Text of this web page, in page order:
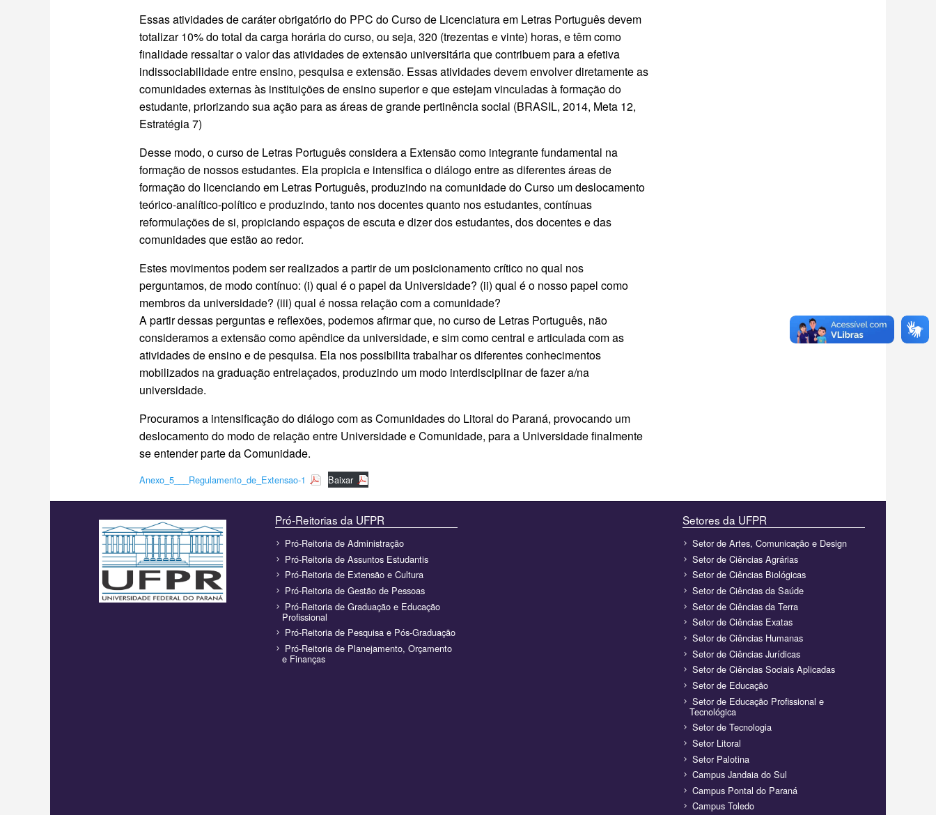
Essas atividades de caráter obrigatório do PPC do Curso de Licenciatura em Letras Português devem
totalizar 10% do total da carga horária do curso, ou seja, 320 (trezentas e vinte) horas, e têm como
finalidade ressaltar o valor das atividades de extensão universitária que contribuem para a efetiva
indissociabilidade entre ensino, pesquisa e extensão. Essas atividades devem envolver diretamente as
comunidades externas às instituições de ensino superior e que estejam vinculadas à formação do
estudante, priorizando sua ação para as áreas de grande pertinência social (BRASIL, 2014, Meta 12,
Estratégia 7)
Desse modo, o curso de Letras Português considera a Extensão como integrante fundamental na
formação de nossos estudantes. Ela propicia e intensifica o diálogo entre as diferentes áreas de
formação do licenciando em Letras Português, produzindo na comunidade do Curso um deslocamento
teórico-analítico-político e produzindo, tanto nos docentes quanto nos estudantes, contínuas
reformulações de si, propiciando espaços de escuta e dizer dos estudantes, dos docentes e das
comunidades que estão ao redor.
Estes movimentos podem ser realizados a partir de um posicionamento crítico no qual nos
perguntamos, de modo contínuo: (i) qual é o papel da Universidade? (ii) qual é o nosso papel como
membros da universidade? (iii) qual é nossa relação com a comunidade?
A partir dessas perguntas e reflexões, podemos afirmar que, no curso de Letras Português, não
consideramos a extensão como apêndice da universidade, e sim como central e articulada com as
atividades de ensino e de pesquisa. Ela nos possibilita trabalhar os diferentes conhecimentos
mobilizados na graduação entrelaçados, produzindo um modo interdisciplinar de fazer a/na
universidade.
Procuramos a intensificação do diálogo com as Comunidades do Litoral do Paraná, provocando um
deslocamento do modo de relação entre Universidade e Comunidade, para a Universidade finalmente
se entender parte da Comunidade.
Anexo_5___Regulamento_de_Extensao-1 Baixar
Pró-Reitorias da UFPR
Pró-Reitoria de Administração
Pró-Reitoria de Assuntos Estudantis
Pró-Reitoria de Extensão e Cultura
Pró-Reitoria de Gestão de Pessoas
Pró-Reitoria de Graduação e Educação
Profissional
Pró-Reitoria de Pesquisa e Pós-Graduação
Pró-Reitoria de Planejamento, Orçamento
e Finanças
Setores da UFPR
Setor de Artes, Comunicação e Design
Setor de Ciências Agrárias
Setor de Ciências Biológicas
Setor de Ciências da Saúde
Setor de Ciências da Terra
Setor de Ciências Exatas
Setor de Ciências Humanas
Setor de Ciências Jurídicas
Setor de Ciências Sociais Aplicadas
Setor de Educação
Setor de Educação Profissional e
Tecnológica
Setor de Tecnologia
Setor Litoral
Setor Palotina
Campus Jandaia do Sul
Campus Pontal do Paraná
Campus Toledo